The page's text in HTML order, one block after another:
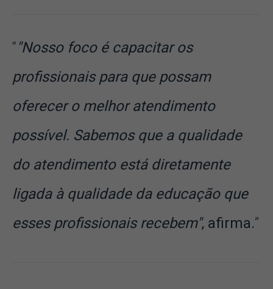
"Nosso foco é capacitar os
profissionais para que possam
oferecer o melhor atendimento
possível. Sabemos que a qualidade
do atendimento está diretamente
ligada à qualidade da educação que
esses profissionais recebem", afirma.